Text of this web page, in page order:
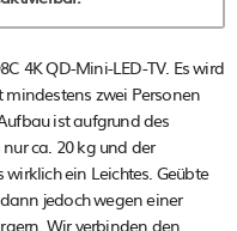
4K QD-Mini-LED-TV. Es wird
zwei Personen
ist aufgrund des
ca. 20 kg und der
ein Leichtes. Geübte
jedoch wegen einer
Wir verbinden den